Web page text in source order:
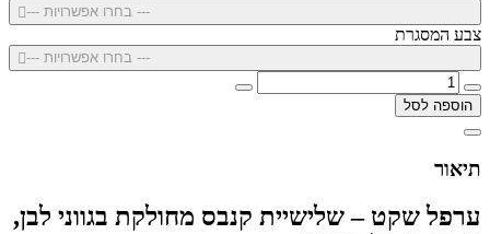
--- בחרו אפשרויות ---
צבע המסגרת
--- בחרו אפשרויות ---
הוספה לסל
תיאור
ערפל שקט – שלישיית קנבס מחולקת בגווני לבן,